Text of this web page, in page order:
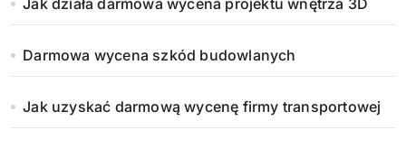
Jak działa darmowa wycena projektu wnętrza 3D
Darmowa wycena szkód budowlanych
Jak uzyskać darmową wycenę firmy transportowej